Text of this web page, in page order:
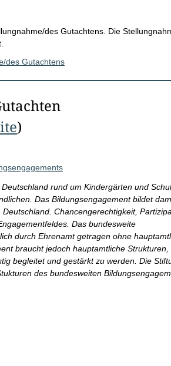
des Gutachtens. Die
des Gutachtens
)
rund um Kindergärten und
Das Bildungsengagement bildet
Chancengerechtigkeit,
Das bundesweite
durch Ehrenamt getragen ohne
braucht jedoch hauptamtliche Strukturen,
begleitet und gestärkt zu werden. Die
des bundesweiten